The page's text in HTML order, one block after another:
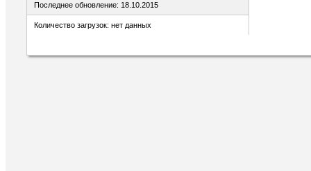
Последнее обновление: 18.10.2015
Количество загрузок: нет данных